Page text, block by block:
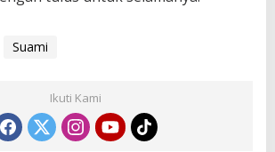
Suami
Ikuti Kami